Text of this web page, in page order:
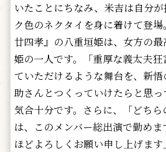
いたことにちなみ、米吉は自分
ク色のネクタイを身に着けて登
廿四孝』の八重垣姫は、女方の
姫の一人です。「重厚な義太夫狂
ていただけるような舞台を、新
助さんとつくっていけたらと思っ
気合十分です。さらに、「どちら
は、このメンバー総出演で勤め
ほどよろしくお願い申し上げま